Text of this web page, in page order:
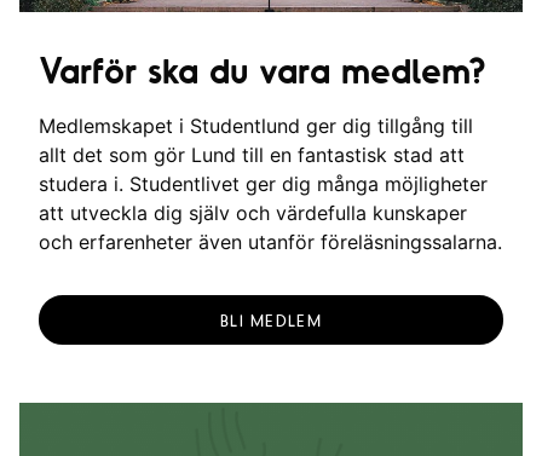
Varför ska du vara medlem?
Medlemskapet i Studentlund ger dig tillgång till
allt det som gör Lund till en fantastisk stad att
studera i. Studentlivet ger dig många möjligheter
att utveckla dig själv och värdefulla kunskaper
och erfarenheter även utanför föreläsningssalarna.
BLI MEDLEM